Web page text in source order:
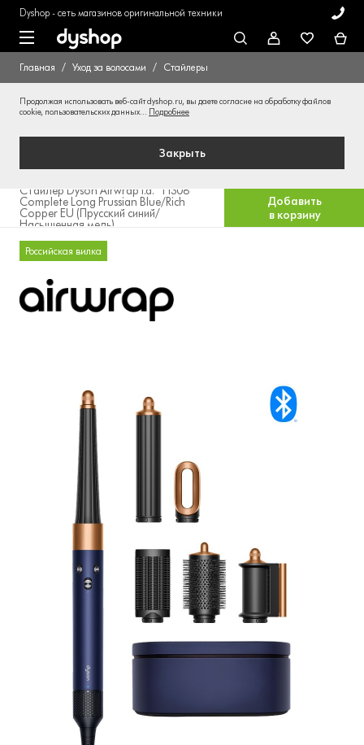
Dyshop - сеть магазинов оригинальной техники
Главная Уход за волосами Стайлеры
Продолжая использовать веб-сайт dyshop.ru, вы даете согласие на обработку файлов
cookie, пользовательских данных... Подробнее
Закрыть
Стайлер Dyson Airwrap i.d.™ HS08
Complete Long Prussian Blue/Rich
Copper EU (Прусский синий/
Насыщенная медь)
Добавить
в корзину
Российская вилка